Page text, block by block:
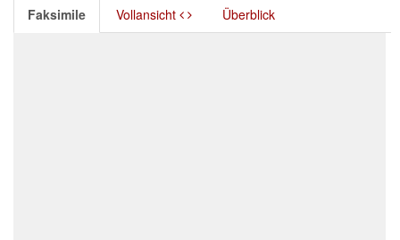
Faksimile Vollansicht Überblick